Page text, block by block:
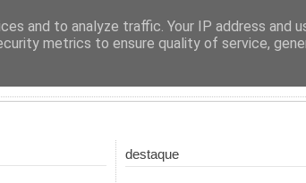
destaque
and to analyze traffic. Your IP address and
metrics to ensure quality of service,